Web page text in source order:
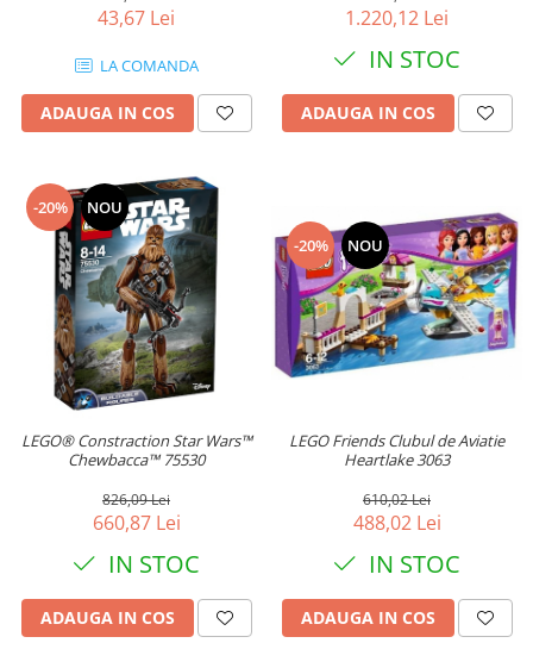
43,67 Lei
LA COMANDA
ADAUGA IN COS
1.220,12 Lei
IN STOC
ADAUGA IN COS
-20% NOU
LEGO® Constraction Star Wars™
Chewbacca™ 75530
826,09 Lei
660,87 Lei
IN STOC
ADAUGA IN COS
-20% NOU
LEGO Friends Clubul de Aviatie
Heartlake 3063
610,02 Lei
488,02 Lei
IN STOC
ADAUGA IN COS